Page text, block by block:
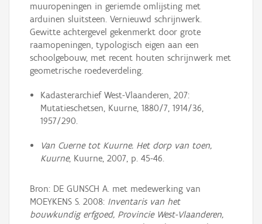
muuropeningen in geriemde omlijsting met
arduinen sluitsteen. Vernieuwd schrijnwerk.
Gewitte achtergevel gekenmerkt door grote
raamopeningen, typologisch eigen aan een
schoolgebouw, met recent houten schrijnwerk met
geometrische roedeverdeling.
Kadasterarchief West-Vlaanderen, 207:
Mutatieschetsen, Kuurne, 1880/7, 1914/36,
1957/290.
Van Cuerne tot Kuurne. Het dorp van toen,
Kuurne, Kuurne, 2007, p. 45-46.
Bron: DE GUNSCH A. met medewerking van
MOEYKENS S. 2008: Inventaris van het
bouwkundig erfgoed, Provincie West-Vlaanderen,